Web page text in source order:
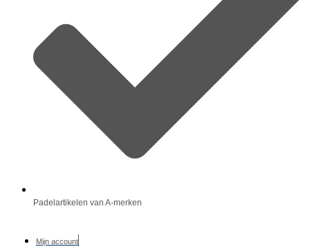
Padelartikelen van A-merken
Mijn account